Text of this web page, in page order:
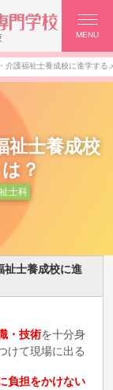
MENU
介護福祉士養成校に進学する
祉士養成校
？
士科
祉士養成校に進
・技術を十分身
けて現場に出る
負担をかけない